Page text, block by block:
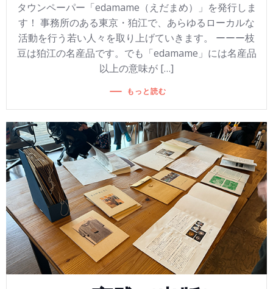
タウンペーパー「edamame（えだまめ）」を発行しま
す！ 事務所のある東京・狛江で、あらゆるローカルな
活動を行う若い人々を取り上げていきます。 ーーー枝
豆は狛江の名産品です。でも「edamame」には名産品
以上の意味が […]
もっと読む